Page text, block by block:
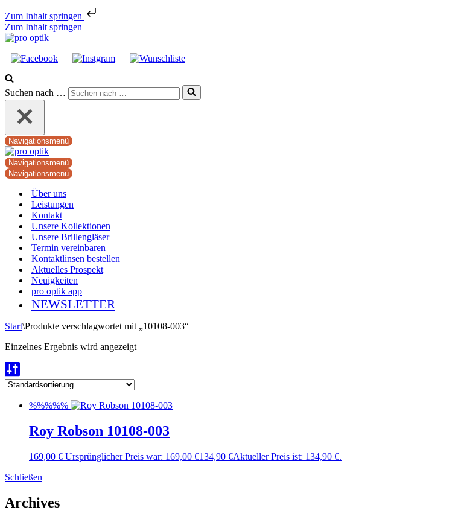
Zum Inhalt springen
Zum Inhalt springen
Suchen nach …
Navigationsmenü
Navigationsmenü
Navigationsmenü
Über uns
Leistungen
Kontakt
Unsere Kollektionen
Unsere Brillengläser
Termin vereinbaren
Kontaktlinsen bestellen
Aktuelles Prospekt
Neuigkeiten
pro optik app
NEWSLETTER
Start\Produkte verschlagwortet mit „10108-003“
Einzelnes Ergebnis wird angezeigt
%%%%%
Roy Robson 10108-003
169,00€ Ursprünglicher Preis war: 169,00 €134,90 €Aktueller Preis ist: 134,90 €.
Schließen
Archives